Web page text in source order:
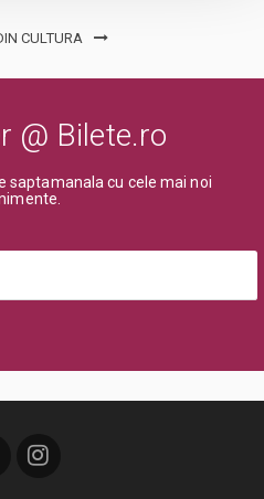
CULTURA
@ Bilete.ro
saptamanala cu cele mai noi